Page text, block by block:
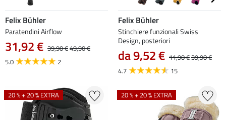
Felix Bühler
Paratendini Airflow
31,92 € 39,90 €49,90 €
5.0
2
Felix Bühler
Stinchiere funzionali Swiss
Design, posteriori
da 9,52 € 11,90 €39,90 €
4.7
15
20 % + 20 % EXTRA 20 % + 20 % EXTRA